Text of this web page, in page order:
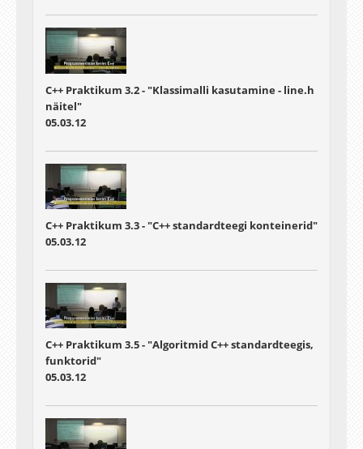
C++ Praktikum 3.2 - "Klassimalli kasutamine - line.h
näitel"
05.03.12
C++ Praktikum 3.3 - "C++ standardteegi konteinerid"
05.03.12
C++ Praktikum 3.5 - "Algoritmid C++ standardteegis,
funktorid"
05.03.12